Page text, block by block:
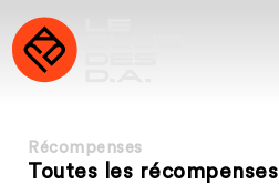
Récompenses
Toutes les récompenses